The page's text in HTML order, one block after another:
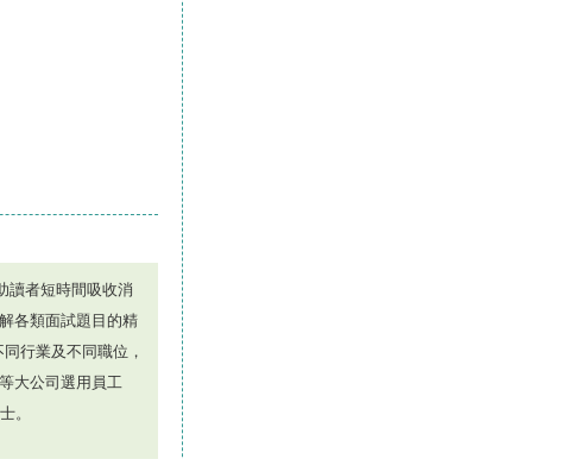
讀者短時間吸收消
各類面試題目的精
行業及不同職位，
大公司選用員工
。